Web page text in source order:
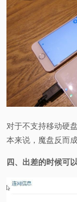
对于不支持移动硬
本来说，魔盘反而
四、出差的时候可